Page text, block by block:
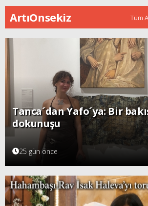
ArtıOnsekiz Tüm
Tanca´dan Yafo´ya: Bir
dokunuşu
25 gün önce